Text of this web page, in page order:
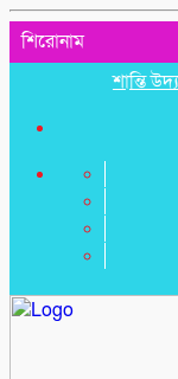
শিরোনাম
শান্তি উদ্যান